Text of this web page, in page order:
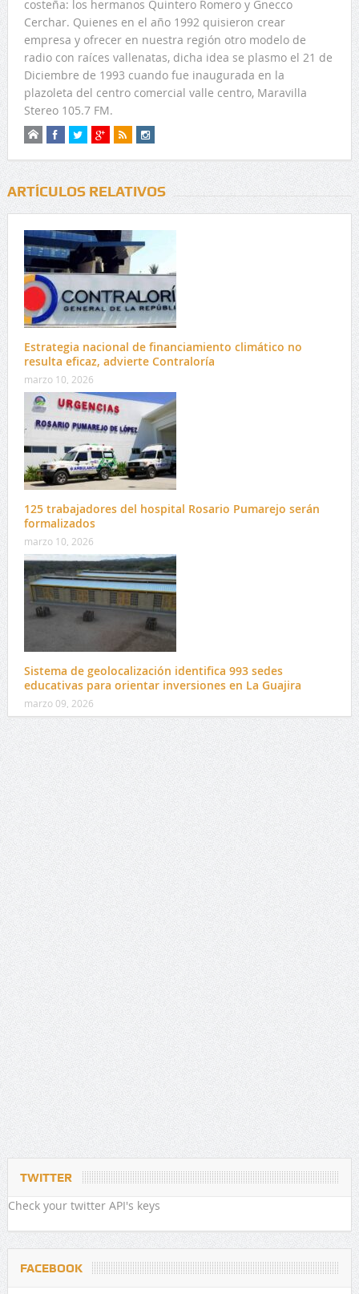
costeña: los hermanos Quintero Romero y Gnecco
Cerchar. Quienes en el año 1992 quisieron crear
empresa y ofrecer en nuestra región otro modelo de
radio con raíces vallenatas, dicha idea se plasmo el 21 de
Diciembre de 1993 cuando fue inaugurada en la
plazoleta del centro comercial valle centro, Maravilla
Stereo 105.7 FM.
ARTÍCULOS RELATIVOS
Estrategia nacional de financiamiento climático no
resulta eficaz, advierte Contraloría
marzo 10, 2026
125 trabajadores del hospital Rosario Pumarejo serán
formalizados
marzo 10, 2026
Sistema de geolocalización identifica 993 sedes
educativas para orientar inversiones en La Guajira
marzo 09, 2026
TWITTER
Check your twitter API's keys
FACEBOOK